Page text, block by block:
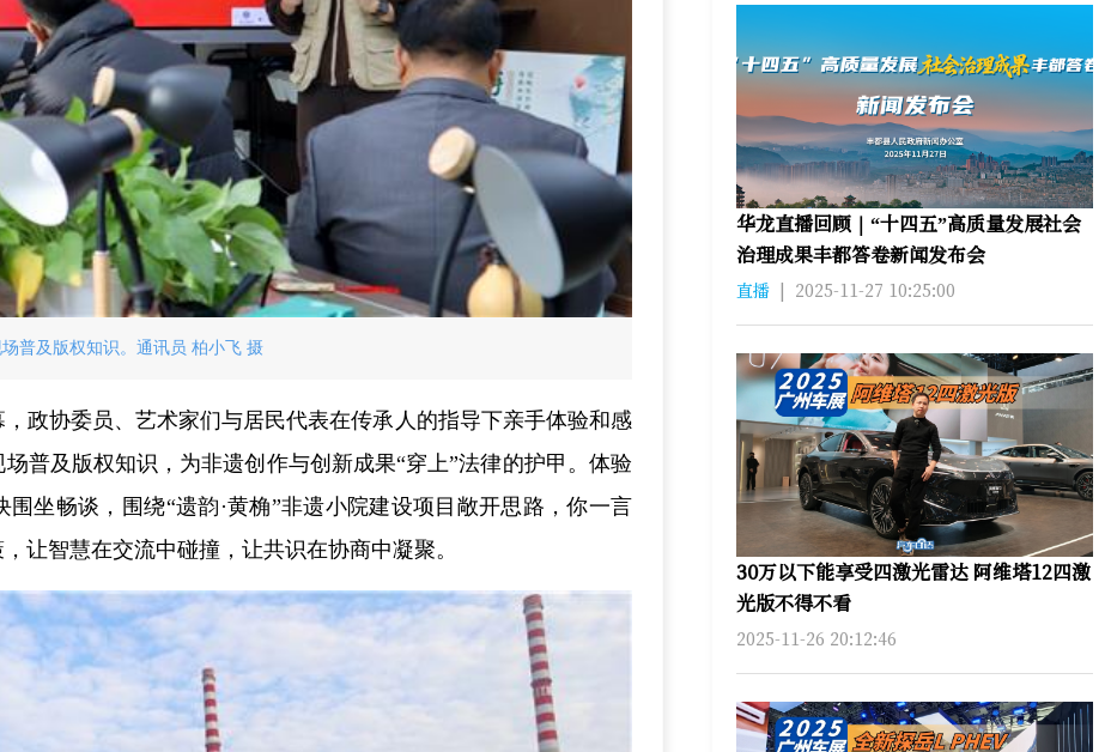
普及版权知识。通讯员 柏小飞 摄
政协委员、艺术家们与居民代表在传承人的指导下亲手体验和感
普及版权知识，为非遗创作与创新成果“穿上”法律的护甲。体验
坐畅谈，围绕“遗韵·黄桷”非遗小院建设项目敞开思路，你一言
让智慧在交流中碰撞，让共识在协商中凝聚。
华龙直播回顾｜“十四五”高质量发展社会
治理成果丰都答卷新闻发布会
直播 | 2025-11-27 10:25:00
30万以下能享受四激光雷达 阿维塔12四激
光版不得不看
2025-11-26 20:12:46